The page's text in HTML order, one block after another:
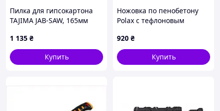
Пилка для гипсокартона
TAJIMA JAB-SAW, 165мм
1 135 ₴
Купить
Ножовка по пенобетону
Polax с тефлоновым
920 ₴
Купить